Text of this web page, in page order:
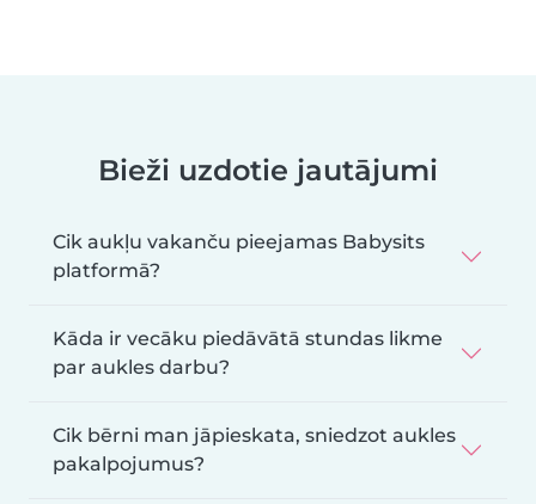
Bieži uzdotie jautājumi
Cik aukļu vakanču pieejamas Babysits
platformā?
Kāda ir vecāku piedāvātā stundas likme
par aukles darbu?
Cik bērni man jāpieskata, sniedzot aukles
pakalpojumus?